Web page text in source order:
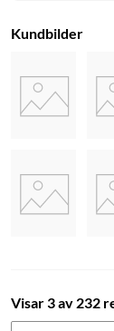
Qi-laddning
Kundbilder
Visar 3 av 232